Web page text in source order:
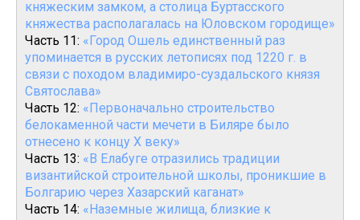
княжеским замком, а столица Буртасского
княжества располагалась на Юловском городище»
Часть 11: «Город Ошель единственный раз
упоминается в русских летописях под 1220 г. в
связи с походом владимиро-суздальского князя
Святослава»
Часть 12: «Первоначально строительство
белокаменной части мечети в Биляре было
отнесено к концу X веку»
Часть 13: «В Елабуге отразились традиции
византийской строительной школы, проникшие в
Болгарию через Хазарский каганат»
Часть 14: «Наземные жилища, близкие к